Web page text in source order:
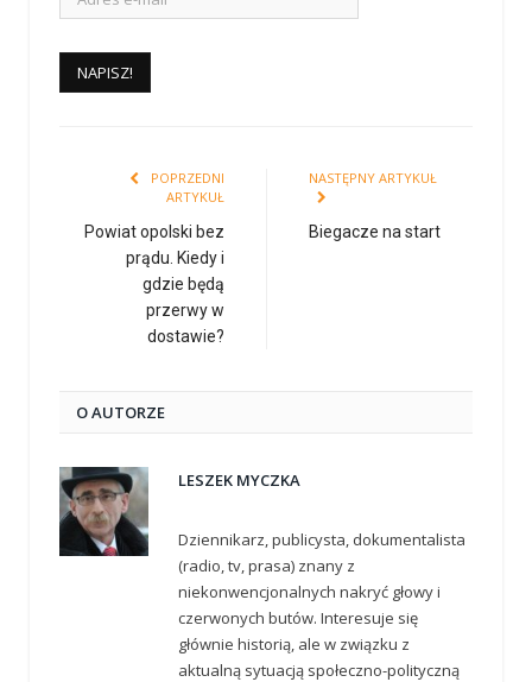
POPRZEDNI
ARTYKUŁ
Powiat opolski bez
prądu. Kiedy i
gdzie będą
przerwy w
dostawie?
NASTĘPNY ARTYKUŁ
Biegacze na start
O AUTORZE
LESZEK MYCZKA
Dziennikarz, publicysta, dokumentalista
(radio, tv, prasa) znany z
niekonwencjonalnych nakryć głowy i
czerwonych butów. Interesuje się
głównie historią, ale w związku z
aktualną sytuacją społeczno-polityczną